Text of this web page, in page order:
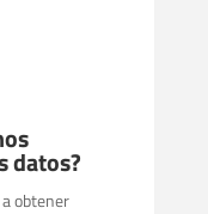
datos?
obtener